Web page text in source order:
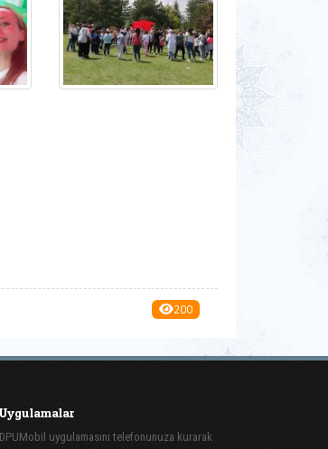
200
Uygulamalar
DPUMobil uygulamasını telefonunuza kurarak